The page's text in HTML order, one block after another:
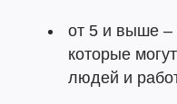
от 5 и выше –
которые
людей и